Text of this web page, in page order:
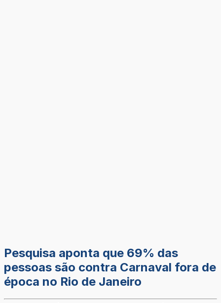
Pesquisa aponta que 69% das
pessoas são contra Carnaval fora de
época no Rio de Janeiro